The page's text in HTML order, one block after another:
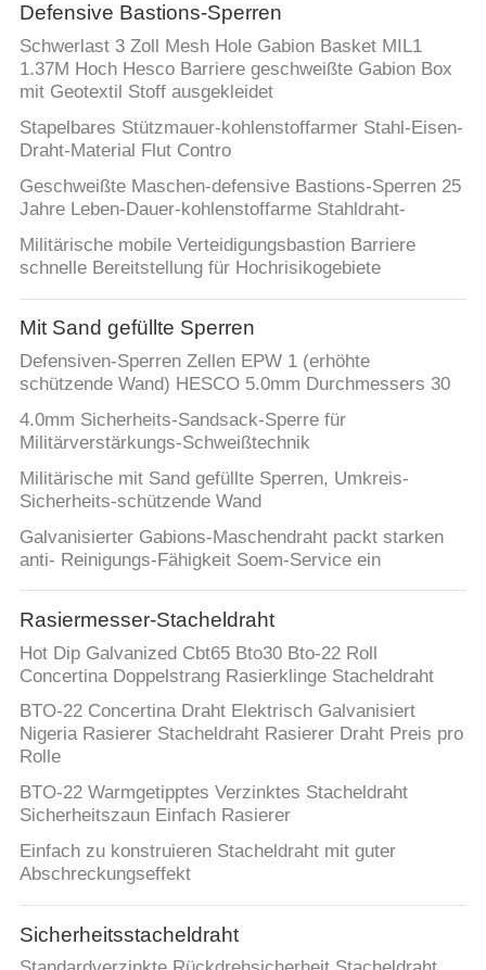
SITEMAP
DATENSCHUTZRICHTLINIE
Defensive Bastions-Sperren
Schwerlast 3 Zoll Mesh Hole Gabion Basket MIL1
1.37M Hoch Hesco Barriere geschweißte Gabion Box
mit Geotextil Stoff ausgekleidet
Stapelbares Stützmauer-kohlenstoffarmer Stahl-Eisen-
Draht-Material Flut Contro
Geschweißte Maschen-defensive Bastions-Sperren 25
Jahre Leben-Dauer-kohlenstoffarme Stahldraht-
Militärische mobile Verteidigungsbastion Barriere
schnelle Bereitstellung für Hochrisikogebiete
Mit Sand gefüllte Sperren
Defensiven-Sperren Zellen EPW 1 (erhöhte
schützende Wand) HESCO 5.0mm Durchmessers 30
4.0mm Sicherheits-Sandsack-Sperre für
Militärverstärkungs-Schweißtechnik
Militärische mit Sand gefüllte Sperren, Umkreis-
Sicherheits-schützende Wand
Galvanisierter Gabions-Maschendraht packt starken
anti- Reinigungs-Fähigkeit Soem-Service ein
Rasiermesser-Stacheldraht
Hot Dip Galvanized Cbt65 Bto30 Bto-22 Roll
Concertina Doppelstrang Rasierklinge Stacheldraht
BTO-22 Concertina Draht Elektrisch Galvanisiert
Nigeria Rasierer Stacheldraht Rasierer Draht Preis pro
Rolle
BTO-22 Warmgetipptes Verzinktes Stacheldraht
Sicherheitszaun Einfach Rasierer
Einfach zu konstruieren Stacheldraht mit guter
Abschreckungseffekt
Sicherheitsstacheldraht